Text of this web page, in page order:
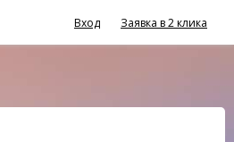
Вход Заявка в 2 клика